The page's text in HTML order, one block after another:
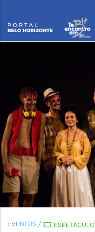
EVENTOS / ESPETÁCULO